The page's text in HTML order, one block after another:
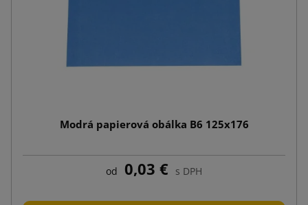
Modrá papierová obálka B6 125x176
od 0,03 € s DPH